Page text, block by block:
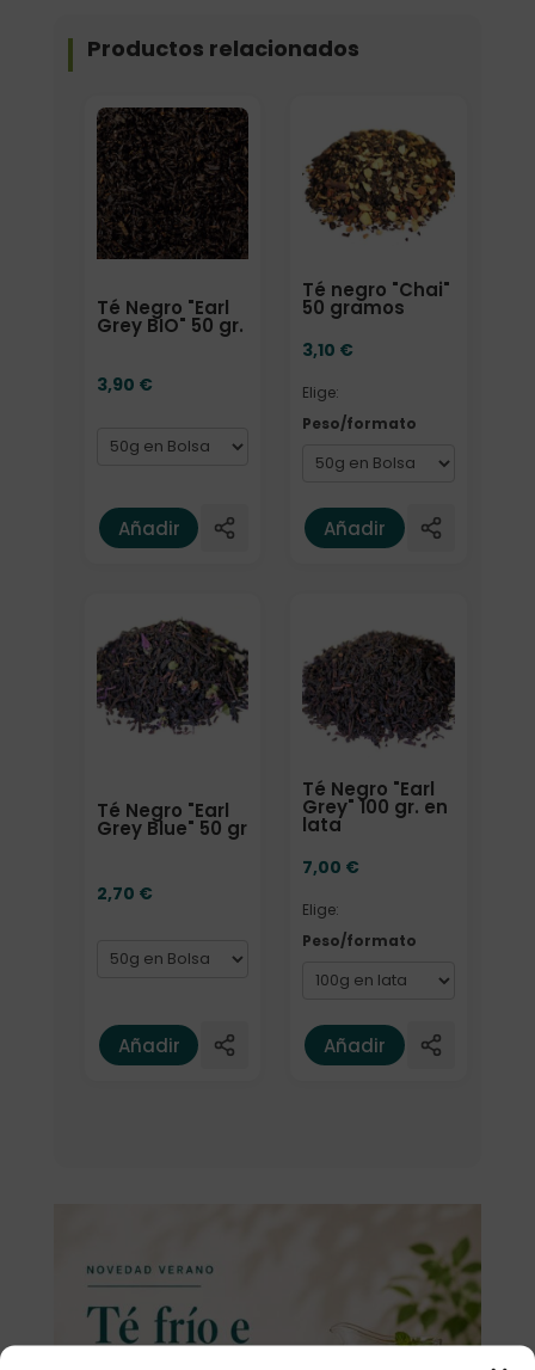
Productos relacionados
Té Negro "Earl
Grey BIO" 50 gr.
3,90 €
Formato
Añadir
Té negro "Chai"
50 gramos
3,10 €
Elige:
Peso/formato
Añadir
Té Negro "Earl
Grey Blue" 50 gr
2,70 €
Formato
Añadir
Té Negro "Earl
Grey" 100 gr. en
lata
7,00 €
Elige:
Peso/formato
Añadir